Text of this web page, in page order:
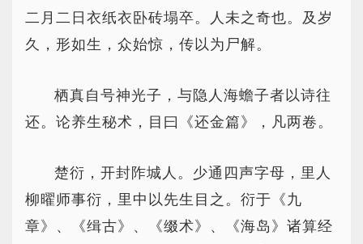
二月二日衣纸衣卧砖塌卒。人未之奇也。及岁
久，形如生，众始惊，传以为尸解。
栖真自号神光子，与隐人海蟾子者以诗往
还。论养生秘术，目曰《还金篇》，凡两卷。
楚衍，开封阼城人。少通四声字母，里人
柳曜师事衍，里中以先生目之。衍于《九
章》、《缉古》、《缀术》、《海岛》诸算经